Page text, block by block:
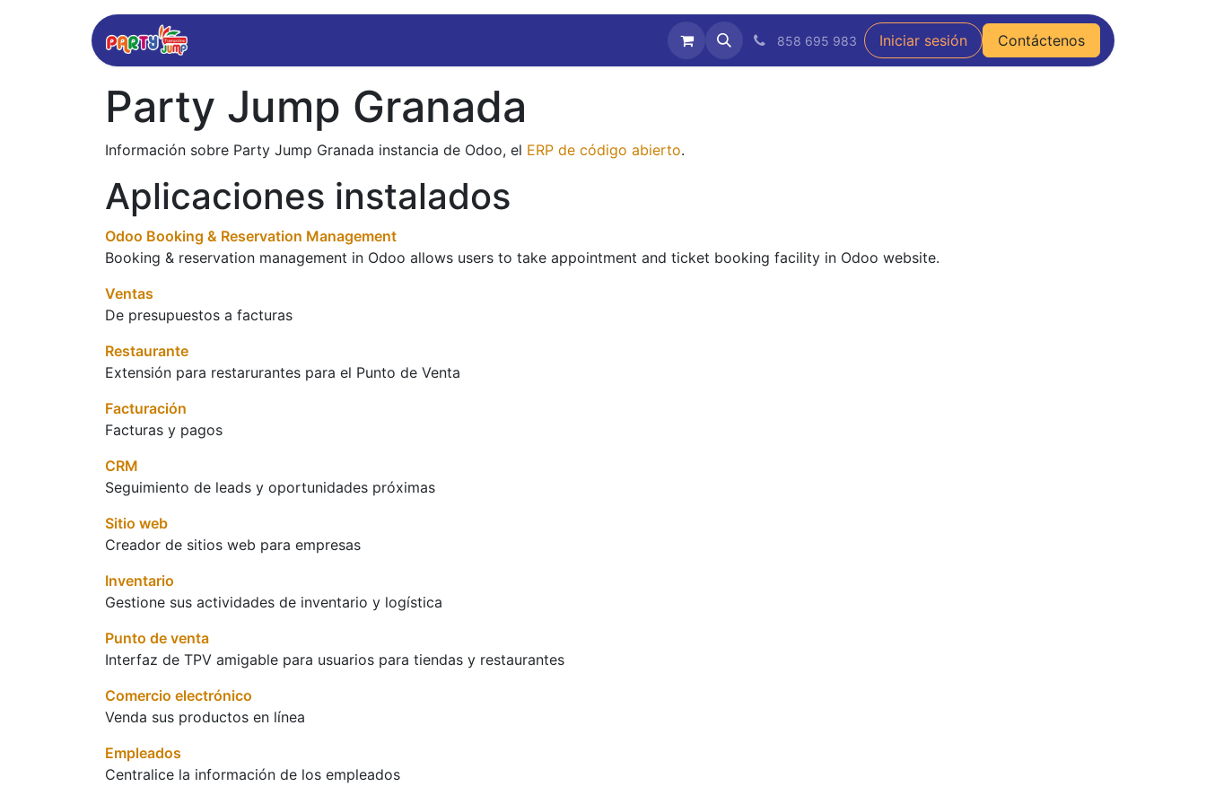
858 695 983 Iniciar sesión Contáctenos
Party Jump Granada
Información sobre Party Jump Granada instancia de Odoo, el ERP de código abierto.
Aplicaciones instalados
Odoo Booking & Reservation Management
Booking & reservation management in Odoo allows users to take appointment and ticket booking facility in Odoo website.
Ventas
De presupuestos a facturas
Restaurante
Extensión para restarurantes para el Punto de Venta
Facturación
Facturas y pagos
CRM
Seguimiento de leads y oportunidades próximas
Sitio web
Creador de sitios web para empresas
Inventario
Gestione sus actividades de inventario y logística
Punto de venta
Interfaz de TPV amigable para usuarios para tiendas y restaurantes
Comercio electrónico
Venda sus productos en línea
Empleados
Centralice la información de los empleados